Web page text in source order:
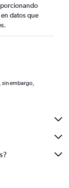
datos que
sin embargo,